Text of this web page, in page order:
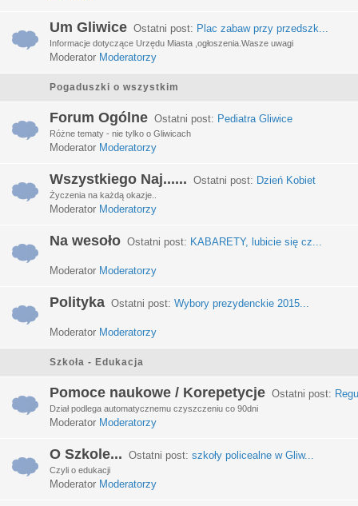
Um Gliwice Ostatni post: Plac zabaw przy przedszk...
Informacje dotyczące Urzędu Miasta ,ogłoszenia.Wasze uwagi
Moderator Moderatorzy
Pogaduszki o wszystkim
Forum Ogólne Ostatni post: Pediatra Gliwice
Różne tematy - nie tylko o Gliwicach
Moderator Moderatorzy
Wszystkiego Naj...... Ostatni post: Dzień Kobiet
Życzenia na każdą okazje..
Moderator Moderatorzy
Na wesoło Ostatni post: KABARETY, lubicie się cz...
Moderator Moderatorzy
Polityka Ostatni post: Wybory prezydenckie 2015...
Moderator Moderatorzy
Szkoła - Edukacja
Pomoce naukowe / Korepetycje Ostatni post:
Dział podlega automatycznemu czyszczeniu co 90dni
Moderator Moderatorzy
O Szkole... Ostatni post: szkoły policealne w Gliw...
Czyli o edukacji
Moderator Moderatorzy